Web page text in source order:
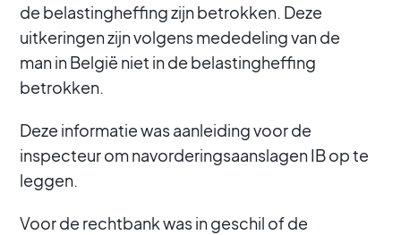
de belastingheffing zijn betrokken. Deze
uitkeringen zijn volgens mededeling van de
man in België niet in de belastingheffing
betrokken.
Deze informatie was aanleiding voor de
inspecteur om navorderingsaanslagen IB op te
leggen.
Voor de rechtbank was in geschil of de